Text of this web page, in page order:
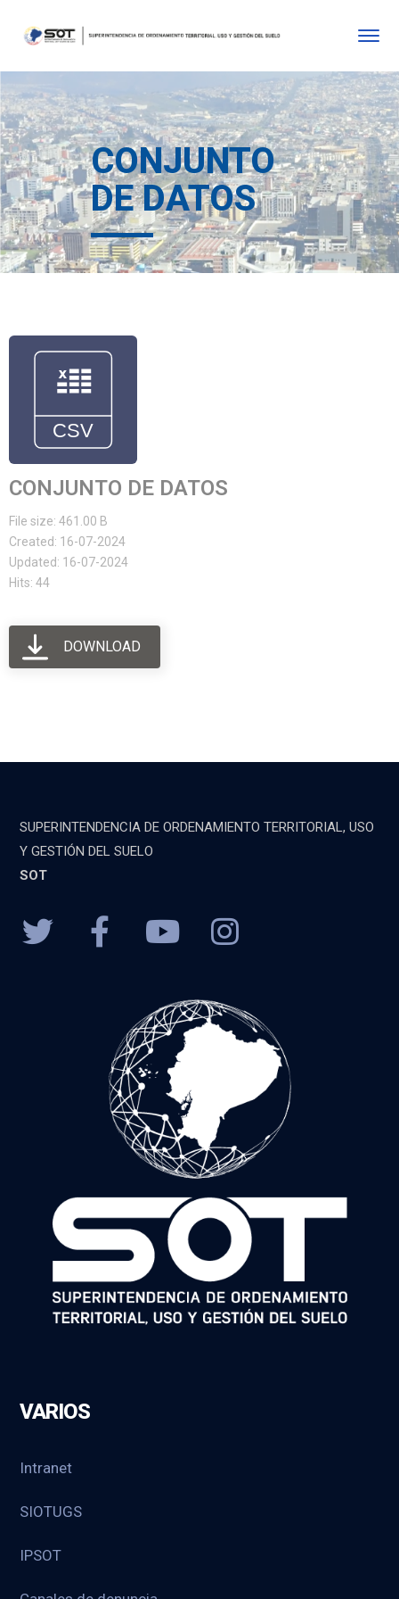
CONJUNTO
DE DATOS
CONJUNTO DE DATOS
File size: 461.00 B
Created: 16-07-2024
Updated: 16-07-2024
Hits: 44
DOWNLOAD
SUPERINTENDENCIA DE ORDENAMIENTO TERRITORIAL, USO
Y GESTIÓN DEL SUELO
SOT
VARIOS
Intranet
SIOTUGS
IPSOT